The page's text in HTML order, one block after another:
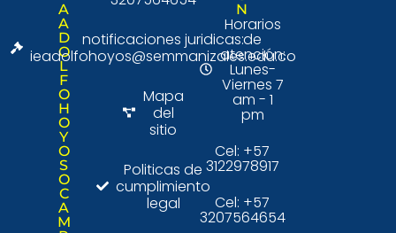
A
A
D
O
L
F
O
H
O
Y
O
S
O
C
A
M
notificaciones juridicas:
ieadolfohoyos@semmanizales.edu.co
Mapa
del
sitio
Politicas de
cumplimiento
legal
N
Horarios
de
atención:
Lunes-
Viernes 7
am - 1
pm
Cel: +57
3122978917
Cel: +57
3207564654